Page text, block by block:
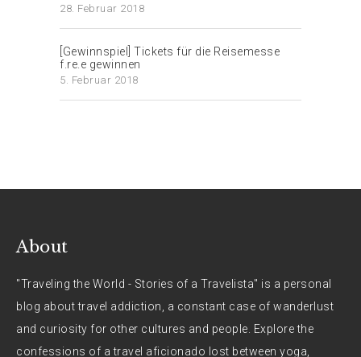
28. Februar 2018
[Gewinnspiel] Tickets für die Reisemesse
f.re.e gewinnen
5. Februar 2018
About
"Traveling the World - Stories of a Travelista" is a personal
blog about travel addiction, a constant case of wanderlust
and curiosity for other cultures and people. Explore the
confessions of a travel aficionado lost between yoga,